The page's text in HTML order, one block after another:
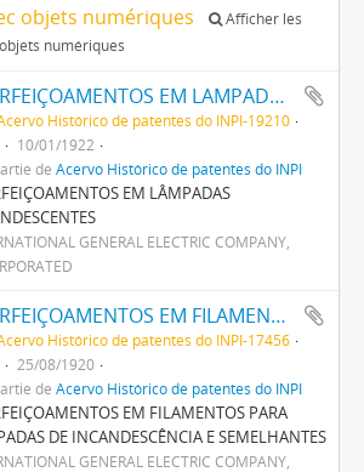
objets numériques
Afficher les
numériques
APERFEIÇOAMENTOS EM LAMPADAS INCANDESCENTES
Histórico de patentes do INPI-19210
10/01/1922
de Acervo Histórico de patentes do INPI
EM LÂMPADAS
GENERAL ELECTRIC COMPANY,
APERFEIÇOAMENTOS EM FILAMENTOS PARA LAMPADAS DE INCANDESCENCIA E SEMELHANTES
Histórico de patentes do INPI-17456
25/08/1920
de Acervo Histórico de patentes do INPI
EM FILAMENTOS PARA
DE INCANDESCÊNCIA E SEMELHANTES
GENERAL ELECTRIC COMPANY,